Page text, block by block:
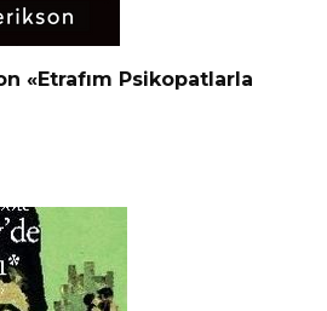
«Etrafım Psikopatlarla